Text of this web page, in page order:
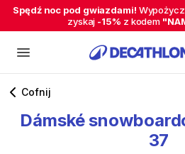
Spędź noc pod gwiazdami!
zyskaj -15% z kodem
Cofnij
Dámské
37